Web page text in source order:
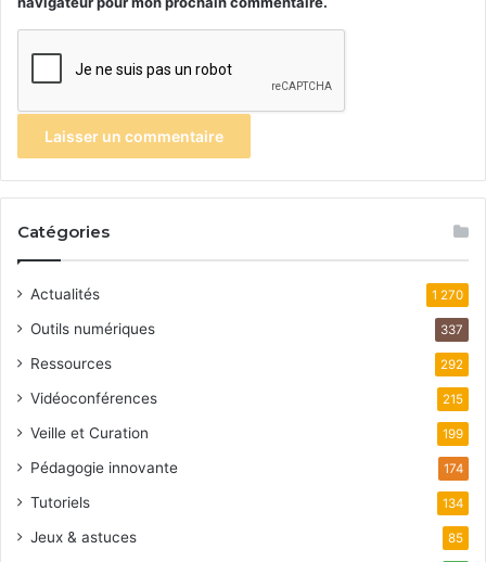
Catégories
Actualités 1 270
Outils numériques 337
Ressources 292
Vidéoconférences 215
Veille et Curation 199
Pédagogie innovante 174
Tutoriels 134
Jeux & astuces 85